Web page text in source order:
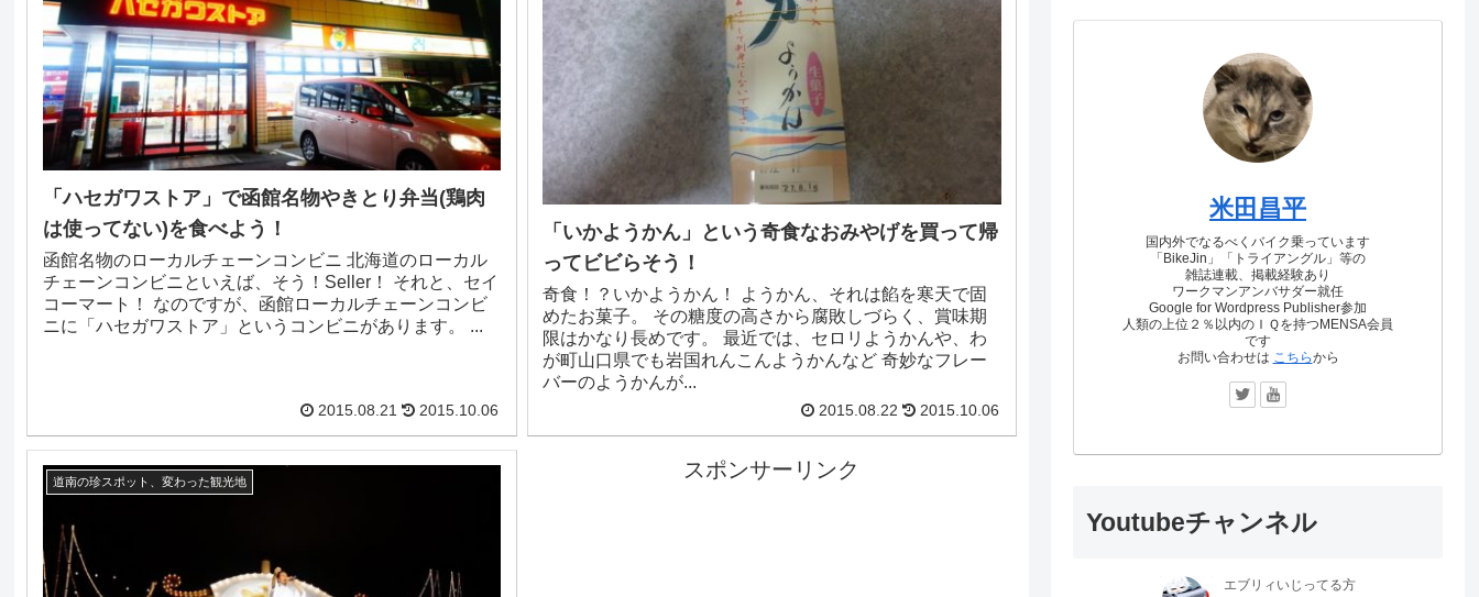
「ハセガワストア」で函館名物やきとり弁当(鶏肉
は使ってない)を食べよう！
函館名物のローカルチェーンコンビニ 北海道のローカル
チェーンコンビニといえば、そう！Seller！ それと、セイ
コーマート！ なのですが、函館ローカルチェーンコンビ
ニに「ハセガワストア」というコンビニがあります。 ...
2015.08.21 2015.10.06
「いかようかん」という奇食なおみやげを買って帰
ってビビらそう！
奇食！？いかようかん！ ようかん、それは餡を寒天で固
めたお菓子。 その糖度の高さから腐敗しづらく、賞味期
限はかなり長めです。 最近では、セロリようかんや、わ
が町山口県でも岩国れんこんようかんなど 奇妙なフレー
バーのようかんが...
2015.08.22 2015.10.06
道南の珍スポット、変わった観光地 スポンサーリンク
米田昌平
国内外でなるべくバイク乗っています
「BikeJin」「トライアングル」等の
雑誌連載、掲載経験あり
ワークマンアンバサダー就任
Google for Wordpress Publisher参加
人類の上位２％以内のＩＱを持つMENSA会員
です
お問い合わせは こちらから
Youtubeチャンネル